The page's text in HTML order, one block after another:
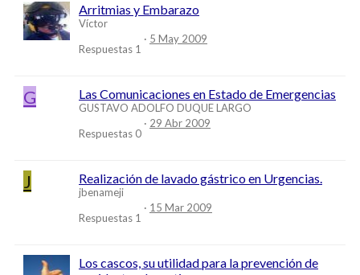
Arritmias y Embarazo
Víctor
Respuestas 1
5 May 2009
G Las Comunicaciones en Estado de Emergencias
GUSTAVO ADOLFO DUQUE LARGO
Respuestas 0
29 Abr 2009
J Realización de lavado gástrico en Urgencias.
jbenameji
Respuestas 1
15 Mar 2009
Los cascos, su utilidad para la prevención de